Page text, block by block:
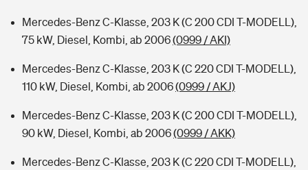
Mercedes-Benz C-Klasse, 203 K (C 200 CDI T-MODELL),
75 kW, Diesel, Kombi, ab 2006(0999 / AKI)
Mercedes-Benz C-Klasse, 203 K (C 220 CDI T-MODELL),
110 kW, Diesel, Kombi, ab 2006(0999 / AKJ)
Mercedes-Benz C-Klasse, 203 K (C 200 CDI T-MODELL),
90 kW, Diesel, Kombi, ab 2006(0999 / AKK)
Mercedes-Benz C-Klasse, 203 K (C 220 CDI T-MODELL),